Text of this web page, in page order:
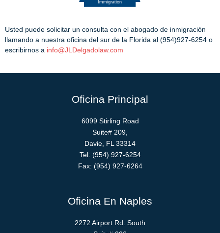
Usted puede solicitar un consulta con el abogado de inmigración
llamando a nuestra oficina del sur de la Florida al (954)927-6254 o
escribirnos a info@JLDelgadolaw.com
Oficina Principal
6099 Stirling Road
Suite# 209,
Davie, FL 33314
Tel: (954) 927-6254
Fax: (954) 927-6264
Oficina En Naples
2272 Airport Rd. South